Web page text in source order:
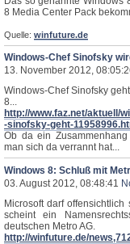
8 Media Center Pack
Quelle: winfuture.de
Windows-Chef Sinofsky
13. November 2012,
Windows-Chef Sinofsky
8...
http://www.faz.net/aktuell/
-sinofsky-geht-
Ob da ein
man sich da verrannt hat...
Windows 8: Schluß mit
03. August 2012, 08:48:41
Microsoft darf
scheint ein
deutschen Metro AG.
http://winfuture.de/